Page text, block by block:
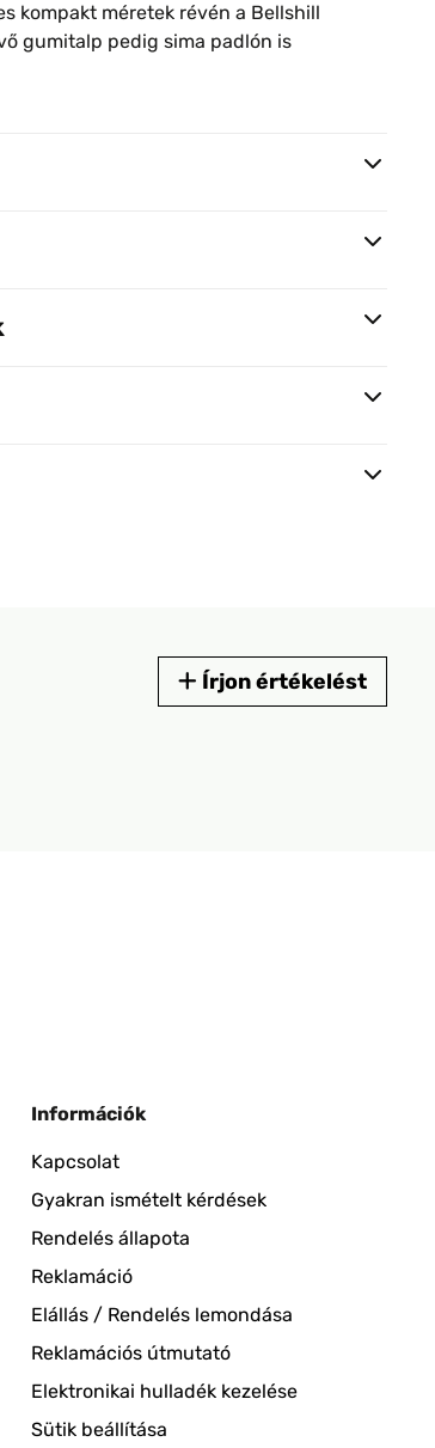
kompakt méretek révén a Bellshill
gumitalp pedig sima padlón is
Írjon értékelést
Információk
Kapcsolat
Gyakran ismételt kérdések
Rendelés állapota
Reklamáció
Elállás / Rendelés lemondása
Reklamációs útmutató
Elektronikai hulladék kezelése
Sütik beállítása